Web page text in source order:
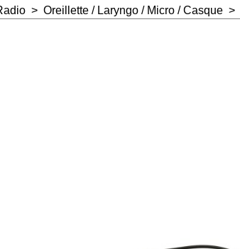
> Oreillette / Laryngo / Micro / Casque >